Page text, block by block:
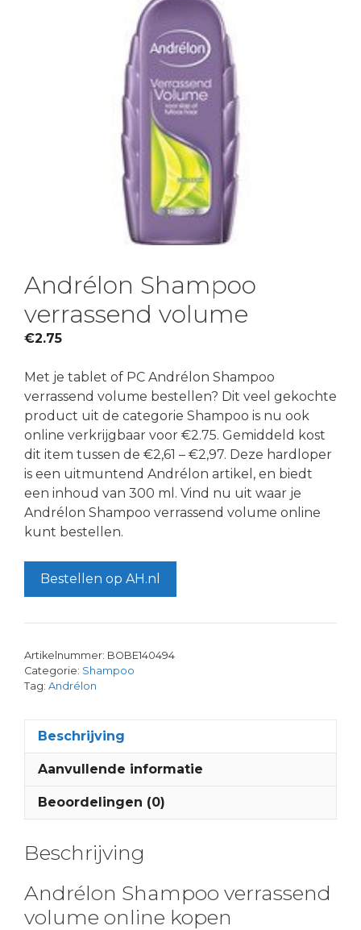
Andrélon Shampoo
verrassend volume
€2.75
Met je tablet of PC Andrélon Shampoo
verrassend volume bestellen? Dit veel gekochte
product uit de categorie Shampoo is nu ook
online verkrijgbaar voor €2.75. Gemiddeld kost
dit item tussen de €2,61 – €2,97. Deze hardloper
is een uitmuntend Andrélon artikel, en biedt
een inhoud van 300 ml. Vind nu uit waar je
Andrélon Shampoo verrassend volume online
kunt bestellen.
Bestellen op AH.nl
Artikelnummer: BOBE140494
Categorie: Shampoo
Tag: Andrélon
Beschrijving
Aanvullende informatie
Beoordelingen (0)
Beschrijving
Andrélon Shampoo verrassend
volume online kopen